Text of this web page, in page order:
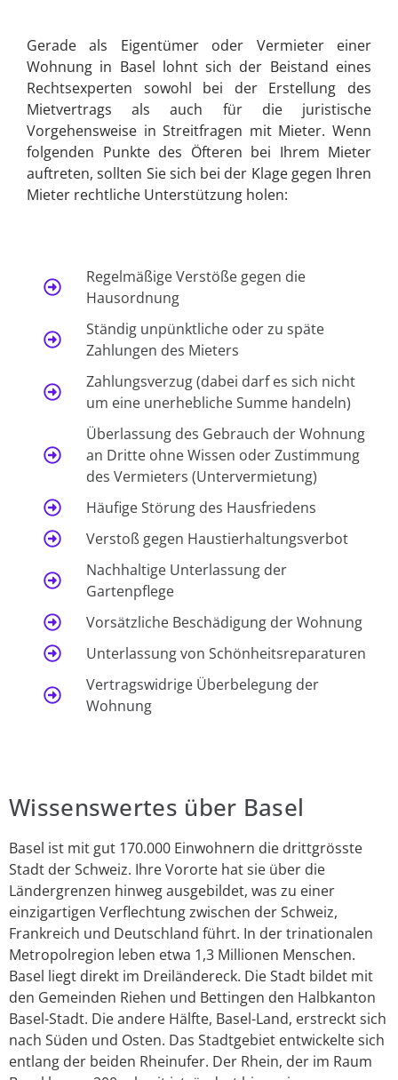
Gerade als Eigentümer oder Vermieter einer
Wohnung in Basel lohnt sich der Beistand eines
Rechtsexperten sowohl bei der Erstellung des
Mietvertrags als auch für die juristische
Vorgehensweise in Streitfragen mit Mieter. Wenn
folgenden Punkte des Öfteren bei Ihrem Mieter
auftreten, sollten Sie sich bei der Klage gegen Ihren
Mieter rechtliche Unterstützung holen:
Regelmäßige Verstöße gegen die
Hausordnung
Ständig unpünktliche oder zu späte
Zahlungen des Mieters
Zahlungsverzug (dabei darf es sich nicht
um eine unerhebliche Summe handeln)
Überlassung des Gebrauch der Wohnung
an Dritte ohne Wissen oder Zustimmung
des Vermieters (Untervermietung)
Häufige Störung des Hausfriedens
Verstoß gegen Haustierhaltungsverbot
Nachhaltige Unterlassung der
Gartenpflege
Vorsätzliche Beschädigung der Wohnung
Unterlassung von Schönheitsreparaturen
Vertragswidrige Überbelegung der
Wohnung
Wissenswertes über Basel
Basel ist mit gut 170.000 Einwohnern die drittgrösste
Stadt der Schweiz. Ihre Vororte hat sie über die
Ländergrenzen hinweg ausgebildet, was zu einer
einzigartigen Verflechtung zwischen der Schweiz,
Frankreich und Deutschland führt. In der trinationalen
Metropolregion leben etwa 1,3 Millionen Menschen.
Basel liegt direkt im Dreiländereck. Die Stadt bildet mit
den Gemeinden Riehen und Bettingen den Halbkanton
Basel-Stadt. Die andere Hälfte, Basel-Land, erstreckt sich
nach Süden und Osten. Das Stadtgebiet entwickelte sich
entlang der beiden Rheinufer. Der Rhein, der im Raum